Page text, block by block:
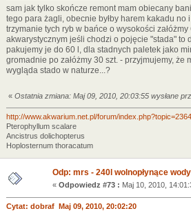
sam jak tylko skończe remont mam obiecany
tego para żagli, obecnie byłby harem kakadu
trzymanie tych ryb w bańce o wysokości
akwarystycznym jeśli chodzi o pojęcie "stada" to
pakujemy je do 60 l, dla stadnych paletek jako
gromadnie po załóżmy 30 szt. - przyjmujemy,
wygląda stado w naturze...?
« Ostatnia zmiana: Maj 09, 2010, 20:03:55 wysłane
http://www.akwarium.net.pl/forum/
Pterophyllum scalare
Ancistrus dolichopterus
Hoplosternum thoracatum
Odp: mrs - 240l wolnopłynące
« Odpowiedz #73 : Maj 10, 2010,
Cytat: dobraf Maj 09, 2010, 20:02:20